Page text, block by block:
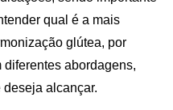
qual é a mais
glútea, por
abordagens,
alcançar.